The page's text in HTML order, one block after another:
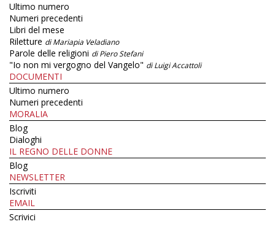
Ultimo numero
Numeri precedenti
Libri del mese
Riletture di Mariapia Veladiano
Parole delle religioni di Piero Stefani
"Io non mi vergogno del Vangelo" di Luigi Accattoli
DOCUMENTI
Ultimo numero
Numeri precedenti
MORALIA
Blog
Dialoghi
IL REGNO DELLE DONNE
Blog
NEWSLETTER
Iscriviti
EMAIL
Scrivici